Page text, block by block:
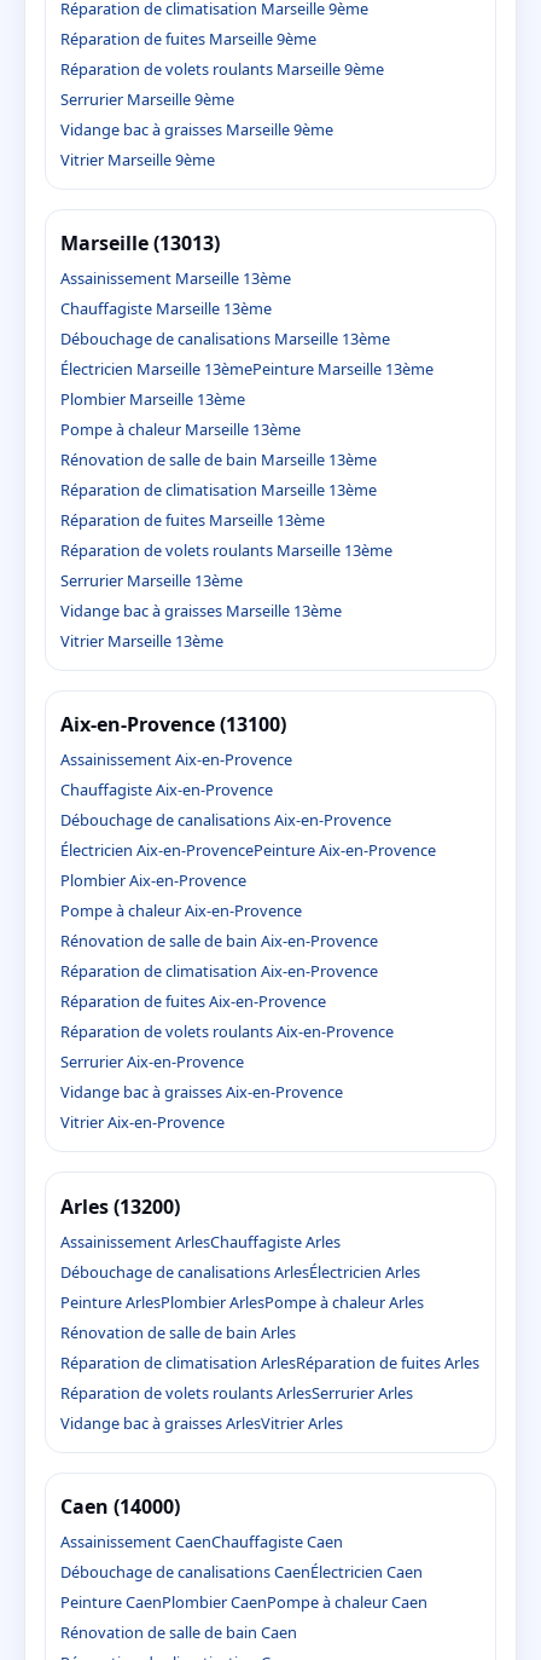
Réparation de climatisation Marseille 9ème
Réparation de fuites Marseille 9ème
Réparation de volets roulants Marseille 9ème
Serrurier Marseille 9ème
Vidange bac à graisses Marseille 9ème
Vitrier Marseille 9ème
Marseille (13013)
Assainissement Marseille 13ème
Chauffagiste Marseille 13ème
Débouchage de canalisations Marseille 13ème
Électricien Marseille 13èmePeinture Marseille 13ème
Plombier Marseille 13ème
Pompe à chaleur Marseille 13ème
Rénovation de salle de bain Marseille 13ème
Réparation de climatisation Marseille 13ème
Réparation de fuites Marseille 13ème
Réparation de volets roulants Marseille 13ème
Serrurier Marseille 13ème
Vidange bac à graisses Marseille 13ème
Vitrier Marseille 13ème
Aix-en-Provence (13100)
Assainissement Aix-en-Provence
Chauffagiste Aix-en-Provence
Débouchage de canalisations Aix-en-Provence
Électricien Aix-en-ProvencePeinture Aix-en-Provence
Plombier Aix-en-Provence
Pompe à chaleur Aix-en-Provence
Rénovation de salle de bain Aix-en-Provence
Réparation de climatisation Aix-en-Provence
Réparation de fuites Aix-en-Provence
Réparation de volets roulants Aix-en-Provence
Serrurier Aix-en-Provence
Vidange bac à graisses Aix-en-Provence
Vitrier Aix-en-Provence
Arles (13200)
Assainissement ArlesChauffagiste Arles
Débouchage de canalisations ArlesÉlectricien Arles
Peinture ArlesPlombier ArlesPompe à chaleur Arles
Rénovation de salle de bain Arles
Réparation de climatisation ArlesRéparation de fuites Arles
Réparation de volets roulants ArlesSerrurier Arles
Vidange bac à graisses ArlesVitrier Arles
Caen (14000)
Assainissement CaenChauffagiste Caen
Débouchage de canalisations CaenÉlectricien Caen
Peinture CaenPlombier CaenPompe à chaleur Caen
Rénovation de salle de bain Caen